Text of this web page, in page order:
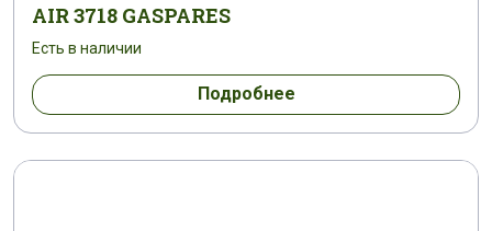
AIR 3718 GASPARES
Есть в наличии
Подробнее